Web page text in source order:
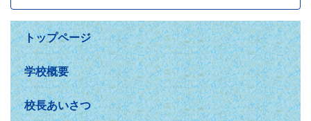
トップページ
学校概要
校長あいさつ